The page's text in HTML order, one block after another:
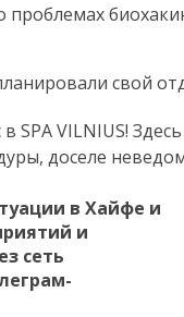
свой
SPA VILNIUS!
доселе
в Хайфе и
и
сеть